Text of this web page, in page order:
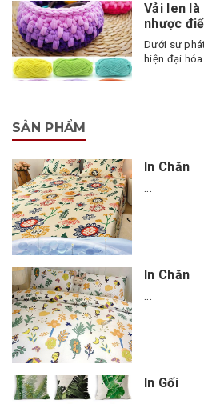
Vải len là
nhược
Dưới sự
hiện đại hóa
SẢN PHẨM
In Chăn
...
In Chăn
...
In Gối